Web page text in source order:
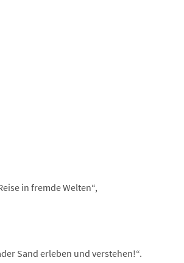
in fremde Welten“,
Sand erleben und verstehen!“.